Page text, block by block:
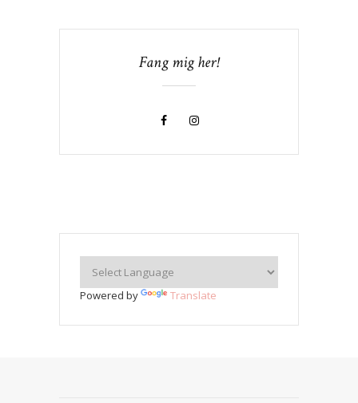
Fang mig her!
Powered by Translate